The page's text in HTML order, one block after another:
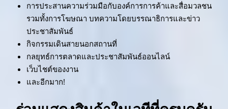
การประสานความร่วมมือกับองค์การการค้าและสื่อมวลชน
รวมทั้งการโฆษณา บทความโดยบรรณาธิการและข่าว
ประชาสัมพันธ์
กิจกรรมเดินสายนอกสถานที่
กลยุทธ์การตลาดและประชาสัมพันธ์ออนไลน์
เว็บไชต์ของงาน
และอีกมาก!